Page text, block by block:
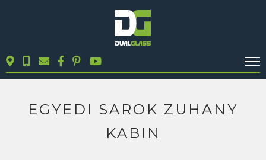
TERMÉKEK
EGYEDI SAROK ZUHANY
KABIN